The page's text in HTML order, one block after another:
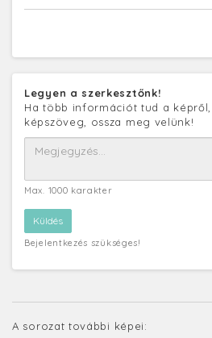
Legyen a szerkesztőnk!
Ha több információt tud a
képszöveg, ossza meg velünk!
Max. 1000 karakter
Bejelentkezés szükséges!
A sorozat további képei: